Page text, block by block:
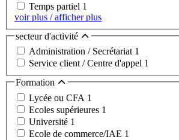
Temps partiel 1
voir plus / afficher plus
secteur d'activité
Administration / Secrétariat 1
Service client / Centre d'appel 1
Formation
Lycée ou CFA 1
Ecoles supérieures 1
Université 1
Ecole de commerce/IAE 1